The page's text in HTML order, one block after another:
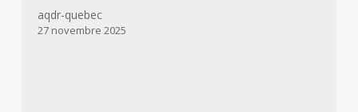
aqdr-quebec
27 novembre 2025